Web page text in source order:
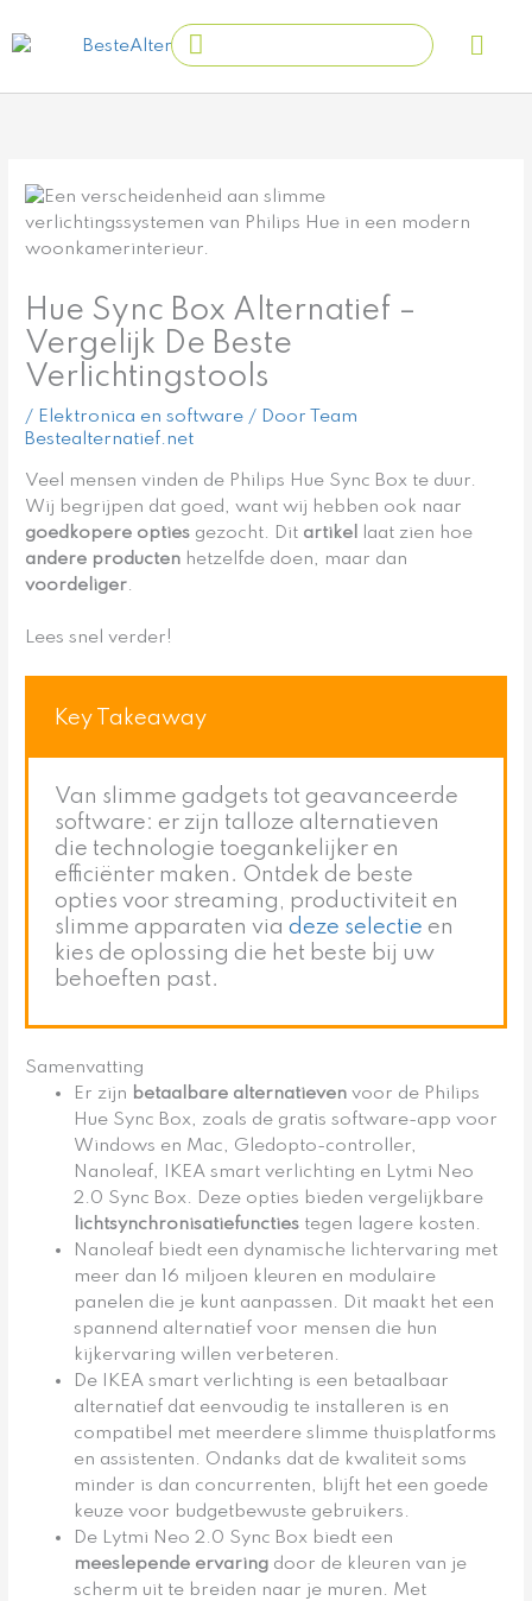
naar
inhoud
Main
Search
...
Hue Sync Box Alternatief –
Vergelijk De Beste
Verlichtingstools
/ Elektronica en software / Door
Team
Bestealternatief.net
Veel mensen vinden de Philips Hue Sync Box te duur.
Wij begrijpen dat goed, want wij hebben ook naar
goedkopere opties gezocht. Dit artikel
laat zien hoe
andere producten hetzelfde doen, maar dan
voordeliger.
Lees snel verder!
Key Takeaway
Van slimme gadgets tot geavanceerde
software: er zijn talloze alternatieven
die technologie toegankelijker en
efficiënter maken. Ontdek de beste
opties voor streaming, productiviteit en
slimme apparaten viadeze selectie en
kies de oplossing die het beste bij uw
behoeften past.
Samenvatting
Er zijn betaalbare alternatieven voor de Philips
Hue Sync Box, zoals de gratis software-app voor
Windows en Mac, Gledopto-controller,
Nanoleaf, IKEA smart verlichting en Lytmi Neo
2.0 Sync Box. Deze opties bieden vergelijkbare
lichtsynchronisatiefuncties tegen lagere kosten.
Nanoleaf biedt een dynamische lichtervaring met
meer dan 16 miljoen kleuren en modulaire
panelen die je kunt aanpassen. Dit maakt het een
spannend alternatief voor mensen die hun
kijkervaring willen verbeteren.
De IKEA smart verlichting is een betaalbaar
alternatief dat eenvoudig te installeren is en
compatibel met meerdere slimme thuisplatforms
en assistenten. Ondanks dat de kwaliteit soms
minder is dan concurrenten, blijft het een goede
keuze voor budgetbewuste gebruikers.
De Lytmi Neo 2.0 Sync Box biedt een
meeslepende ervaring door de kleuren van je
scherm uit te breiden naar je muren. Met